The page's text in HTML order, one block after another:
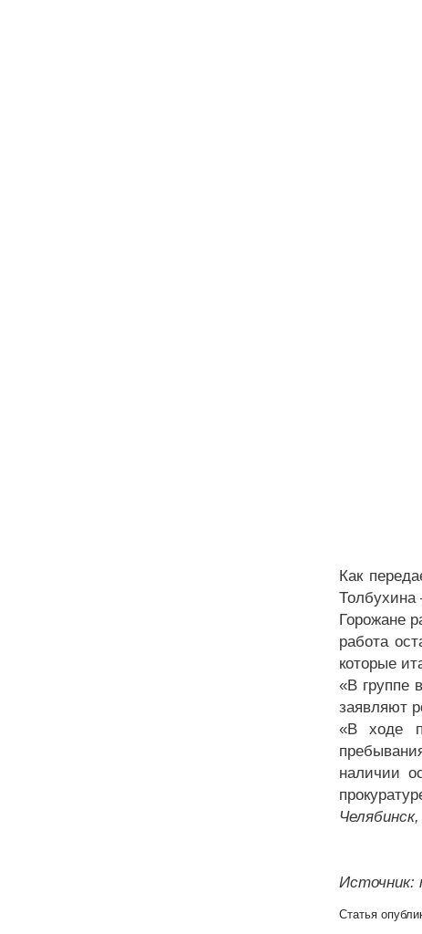
Как
Толбухина
Горожане
работа
которые
«В группе
заявляют
«В ходе
наличии
Источник:
Статья